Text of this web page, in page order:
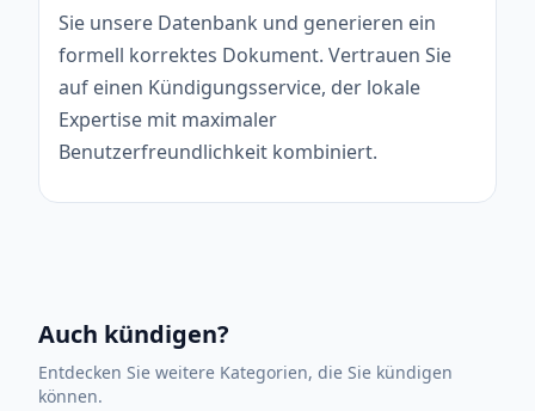
Sie unsere Datenbank und generieren ein
formell korrektes Dokument. Vertrauen Sie
auf einen Kündigungsservice, der lokale
Expertise mit maximaler
Benutzerfreundlichkeit kombiniert.
Auch kündigen?
Entdecken Sie weitere Kategorien, die Sie kündigen
können.